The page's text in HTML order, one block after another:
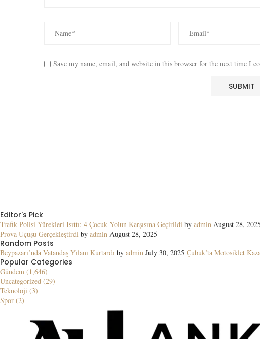
Save my name, email, and website in this browser for the next time I
Editor's Pick
Trafik Polisi Yürekleri Isıttı: 4 Çocuk Yolun Karşısına Geçirildi by admin August 28, 2025
Prova Uçuşu Gerçekleştirdi by admin August 28, 2025
Random Posts
Beypazarı’nda Vatandaş Yılanı Kurtardı by admin July 30, 2025 Çubuk’ta Motosiklet
Popular Categories
Gündem (1,646)
Uncategorized (29)
Teknoloji (3)
Spor (2)